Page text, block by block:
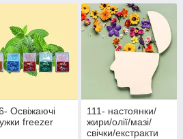
Освіжаючі
freezer
111- настоянки/
жири/олії/мазі/
свічки/екстракти